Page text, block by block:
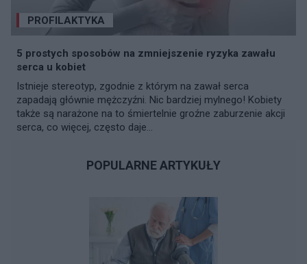
PROFILAKTYKA
5 prostych sposobów na zmniejszenie ryzyka zawału
serca u kobiet
Istnieje stereotyp, zgodnie z którym na zawał serca
zapadają głównie mężczyźni. Nic bardziej mylnego! Kobiety
także są narażone na to śmiertelnie groźne zaburzenie akcji
serca, co więcej, często daje...
POPULARNE ARTYKUŁY